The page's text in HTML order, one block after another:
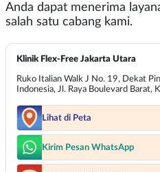
Anda dapat menerima
salah satu cabang kami.
Klinik Flex-Free Jakarta Utara
Ruko Italian Walk J No. 19, Dekat
Indonesia, Jl. Raya Boulevard Barat,
Lihat di Peta
Kirim Pesan WhatsApp